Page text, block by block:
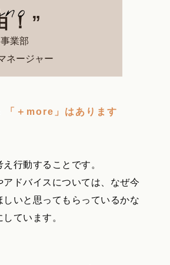
！”
業部
ネージャー
「＋more」はあります
行動することです。
ドバイスについては、なぜ今
いと思ってもらっているかな
ています。